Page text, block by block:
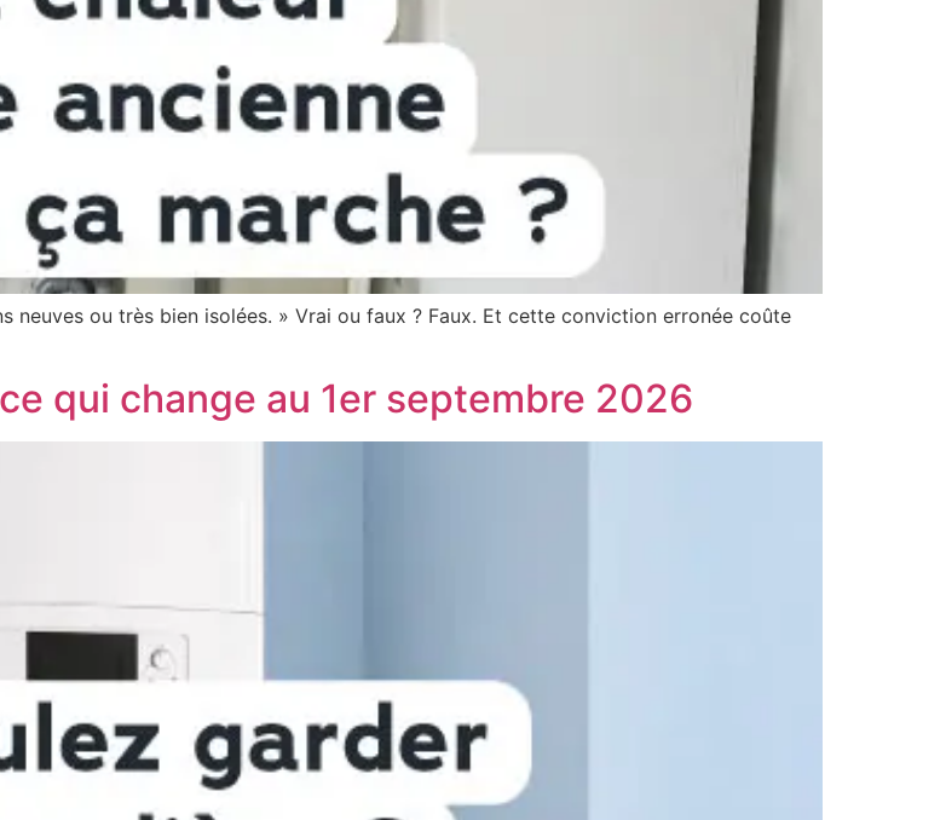
neuves ou très bien isolées. » Vrai ou faux ? Faux. Et cette conviction erronée coûte
qui change au 1er septembre 2026